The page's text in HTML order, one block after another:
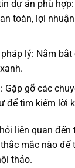
dự án phù
toàn, lợi
lý: Nắm
Gặp gỡ các
để tìm kiếm lời
liên quan đến
mắc nào để
thảo.